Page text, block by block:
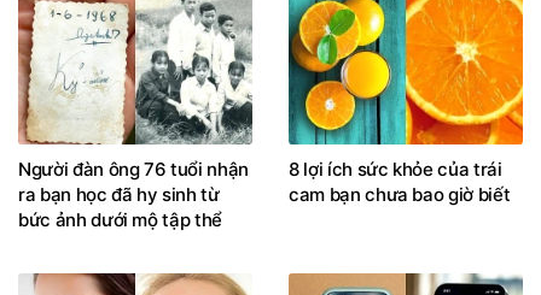
Người đàn ông 76 tuổi nhận
ra bạn học đã hy sinh từ
bức ảnh dưới mộ tập thể
8 lợi ích sức khỏe của trái
cam bạn chưa bao giờ biết